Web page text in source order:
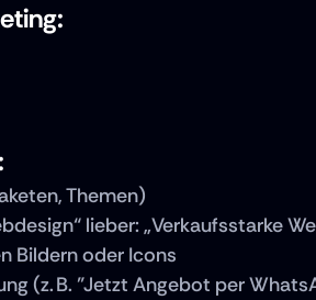
Themen)
lieber: „Verkaufsstarke
Bildern oder Icons
(z. B. "Jetzt Angebot per